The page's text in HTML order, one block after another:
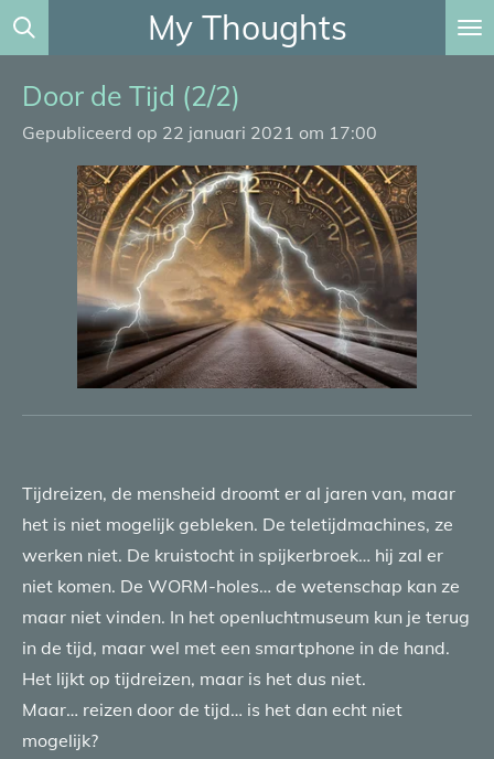
Ga
direct
naar
hoofdinhoud
My Thoughts
Door de Tijd (2/2)
Gepubliceerd op 22 januari 2021 om 17:00
Tijdreizen, de mensheid droomt er al jaren van, maar
het is niet mogelijk gebleken. De teletijdmachines, ze
werken niet. De kruistocht in spijkerbroek… hij zal er
niet komen. De WORM-holes… de wetenschap kan ze
maar niet vinden. In het openluchtmuseum kun je terug
in de tijd, maar wel met een smartphone in de hand.
Het lijkt op tijdreizen, maar is het dus niet.
Maar… reizen door de tijd… is het dan echt niet
mogelijk?